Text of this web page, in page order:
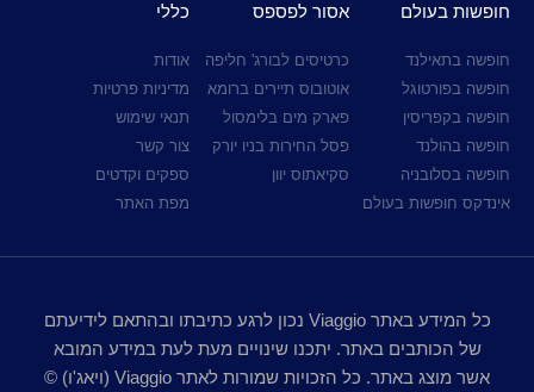
חופשות בעולם
חופשה בתאילנד
חופשה בפורטוגל
חופשה בקפריסין
חופשה בהולנד
חופשה בסלובניה
אינדקס חופשות בעולם
אסור לפספס
כרטיסים לבורג' חליפה
אוטובוס תיירים ברומא
פארק מים בלימסול
פסל החירות בניו יורק
סקיאתוס יוון
כללי
אודות
מדיניות פרטיות
תנאי שימוש
צור קשר
ספקים וקדטים
מפת האתר
כל המידע באתר Viaggio נכון לרגע כתיבתו ובהתאם לידיעתם
של הכותבים באתר. יתכנו שינויים מעת לעת במידע המובא
אשר מוצג באתר. כל הזכויות שמורות לאתר Viaggio (ויאג'ו) ©